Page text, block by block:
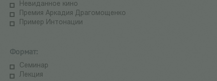
Невиданное кино
Премия Аркадия Драгомощенко
Пример Интонации
Формат:
Семинар
Лекция